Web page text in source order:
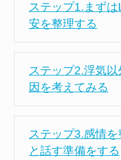
ステップ1.まず
安を整理する
ステップ2.浮気
因を考えてみる
ステップ3.感情
と話す準備をする